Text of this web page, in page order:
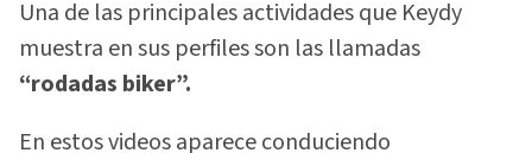
Una de las principales actividades que Keydy
muestra en sus perfiles son las llamadas
“rodadas biker”.
En estos videos aparece conduciendo